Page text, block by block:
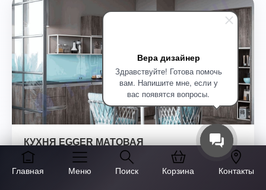
Вера дизайнер
Здравствуйте! Готова помочь
вам. Напишите мне, если у
вас появятся вопросы.
Главная Меню Поиск Корзина Контакты
КУХНЯ EGGER МАТОВАЯ
★★ (85)